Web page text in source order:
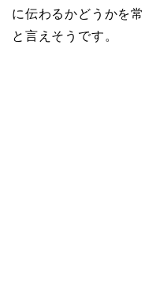
に伝わるかどうかを
と言えそうです。